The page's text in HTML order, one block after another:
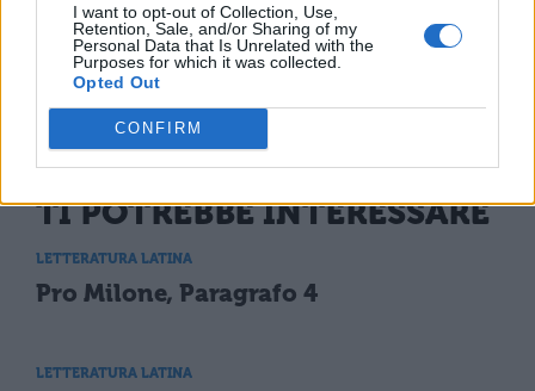
I want to opt-out of Collection, Use,
Retention, Sale, and/or Sharing of my
Personal Data that Is Unrelated with the
Purposes for which it was collected.
Opted Out
CONFIRM
TI POTREBBE INTERESSARE
LETTERATURA LATINA
Pro Milone, Paragrafo 4
LETTERATURA LATINA